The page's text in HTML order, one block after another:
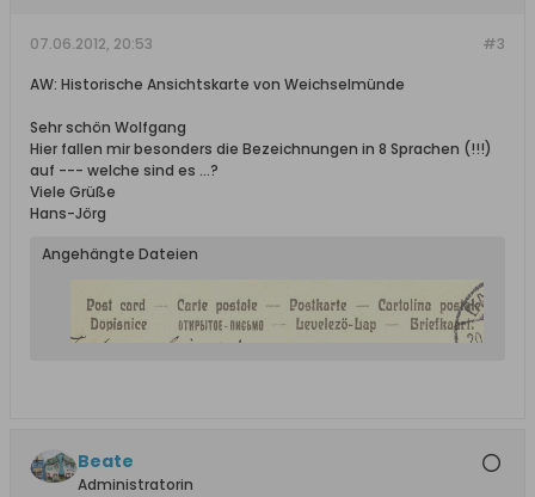
#3
07.06.2012, 20:53
AW: Historische Ansichtskarte von Weichselmünde
Sehr schön Wolfgang
Hier fallen mir besonders die Bezeichnungen in 8 Sprachen (!!!)
auf --- welche sind es ...?
Viele Grüße
Hans-Jörg
Angehängte Dateien
Beate
Administratorin